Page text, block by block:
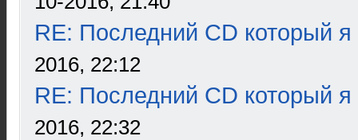
RE: Последний CD который я
2016, 22:12
RE: Последний CD который я
2016, 22:32